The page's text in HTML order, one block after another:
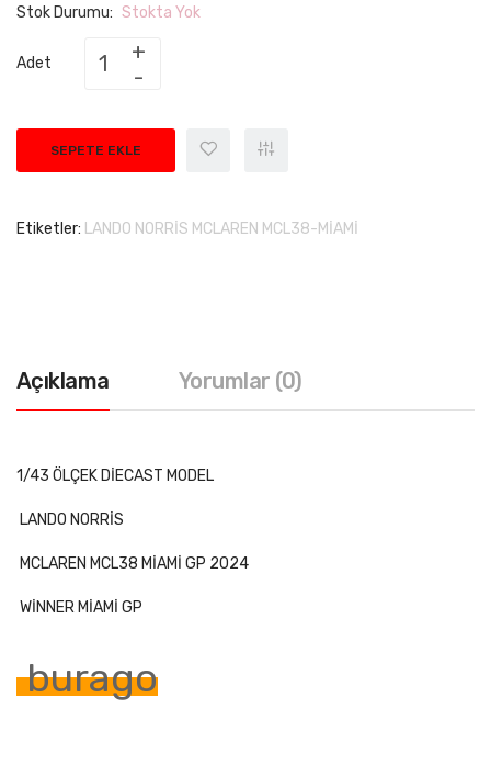
Stok Durumu: Stokta Yok
Adet
SEPETE EKLE
Etiketler: LANDO NORRİS MCLAREN MCL38-MİAMİ
Açıklama Yorumlar (0)
1/43 ÖLÇEK DİECAST MODEL
LANDO NORRİS
MCLAREN MCL38 MİAMİ GP 2024
WİNNER MİAMİ GP
burago